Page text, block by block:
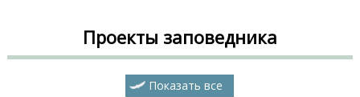
Проекты заповедника
Показать все